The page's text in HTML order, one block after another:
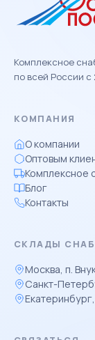
Комплексное
по всей России с
КОМПАНИЯ
О компании
Оптовым
Комплексное
Блог
Контакты
СКЛАДЫ
Москва, п.
Санкт-